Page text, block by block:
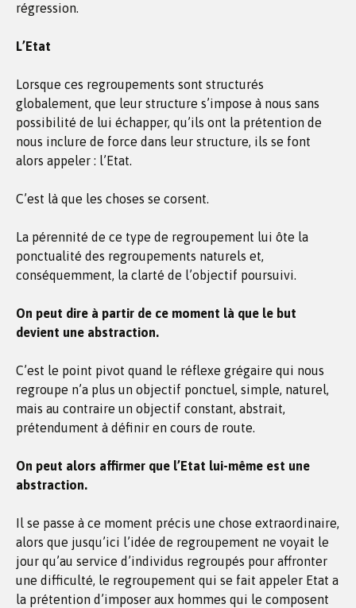
régression.
L’Etat
Lorsque ces regroupements sont structurés
globalement, que leur structure s’impose à nous sans
possibilité de lui échapper, qu’ils ont la prétention de
nous inclure de force dans leur structure, ils se font
alors appeler : l’Etat.
C’est là que les choses se corsent.
La pérennité de ce type de regroupement lui ôte la
ponctualité des regroupements naturels et,
conséquemment, la clarté de l’objectif poursuivi.
On peut dire à partir de ce moment là que le but
devient une abstraction.
C’est le point pivot quand le réflexe grégaire qui nous
regroupe n’a plus un objectif ponctuel, simple, naturel,
mais au contraire un objectif constant, abstrait,
prétendument à définir en cours de route.
On peut alors affirmer que l’Etat lui-même est une
abstraction.
Il se passe à ce moment précis une chose extraordinaire,
alors que jusqu’ici l’idée de regroupement ne voyait le
jour qu’au service d’individus regroupés pour affronter
une difficulté, le regroupement qui se fait appeler Etat a
la prétention d’imposer aux hommes qui le composent